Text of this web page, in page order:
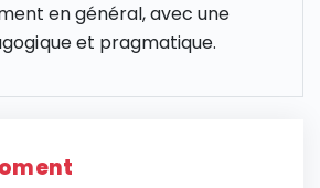
en général, avec une
et pragmatique.